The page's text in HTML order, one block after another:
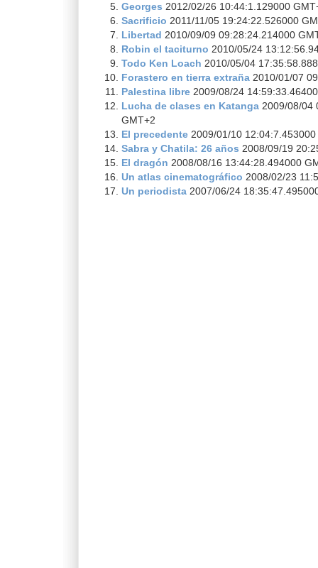
Georges 2012/02/26 10:44:1.129000
Sacrificio 2011/11/05 19:24:22.526000
Libertad 2010/09/09 09:28:24.214000
Robin el taciturno 2010/05/24
Todo Ken Loach 2010/05/04
Forastero en tierra extraña 2010/01/07
Palestina libre 2009/08/24
Lucha de clases en Katanga 2009/08/04
GMT+2
El precedente 2009/01/10
Sabra y Chatila: 26 años 2008/09/19
El dragón 2008/08/16 13:44:28.494000
Un atlas cinematográfico 2008/02/23
Un periodista 2007/06/24